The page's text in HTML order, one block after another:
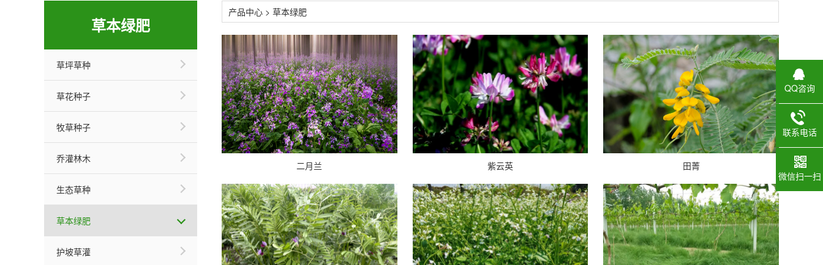
草本绿肥
草坪草种
草花种子
牧草种子
乔灌林木
生态草种
草本绿肥
护坡草灌
产品中心 > 草本绿肥
二月兰 紫云英 田菁
QQ咨询
联系电话
微信扫一扫